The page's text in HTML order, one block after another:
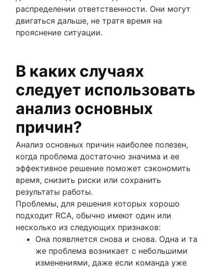
распределении ответственности. Они могут
двигаться дальше, не тратя время на
прояснение ситуации.
В каких случаях
следует использовать
анализ основных
причин?
Анализ основных причин наиболее полезен,
когда проблема достаточно значима и ее
эффективное решение поможет сэкономить
время, снизить риски или сохранить
результаты работы.
Проблемы, для решения которых хорошо
подходит RCA, обычно имеют один или
несколько из следующих признаков:
Она появляется снова и снова. Одна и та
же проблема возникает с небольшими
изменениями, даже если команда уже